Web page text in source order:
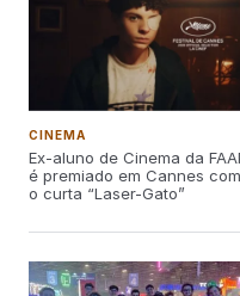
CINEMA
Ex-aluno de Cinema da
é premiado em Cannes com
o curta “Laser-Gato”